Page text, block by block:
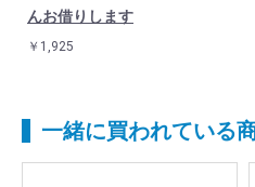
んお借りします
￥1,925
一緒に買われている